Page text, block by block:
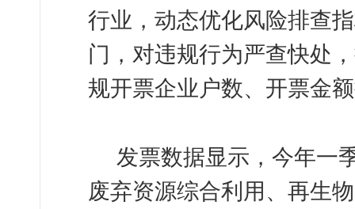
行业，动态优化风险排查
门，对违规行为严查快处
规开票企业户数、开票金
发票数据显示，今年一
废弃资源综合利用、再生